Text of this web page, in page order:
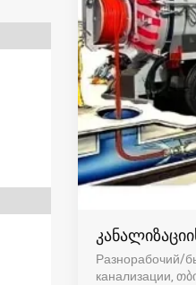
Разнорабочий/
канализации